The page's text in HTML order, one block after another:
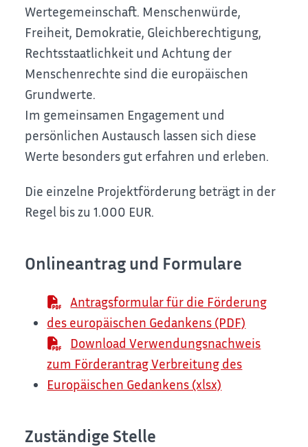
Wertegemeinschaft. Menschenwürde,
Freiheit, Demokratie, Gleichberechtigung,
Rechtsstaatlichkeit und Achtung der
Menschenrechte sind die europäischen
Grundwerte.
Im gemeinsamen Engagement und
persönlichen Austausch lassen sich diese
Werte besonders gut erfahren und erleben.
Die einzelne Projektförderung beträgt in der
Regel bis zu 1.000 EUR.
Onlineantrag und Formulare
Antragsformular für die Förderung
des europäischen Gedankens (PDF)
Download Verwendungsnachweis
zum Förderantrag Verbreitung des
Europäischen Gedankens (xlsx)
Zuständige Stelle